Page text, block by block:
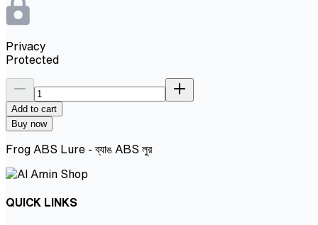
Privacy
Protected
Add to cart
Buy now
Frog ABS Lure - ব্যাঙ ABS লুর
QUICK LINKS